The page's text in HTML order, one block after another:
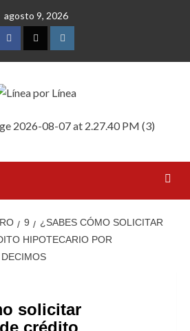
agosto 9, 2026
FacebookTwitterInstagram
9
¿SABES CÓMO SOLICITAR
HIPOTECARIO POR
solicitar
crédito